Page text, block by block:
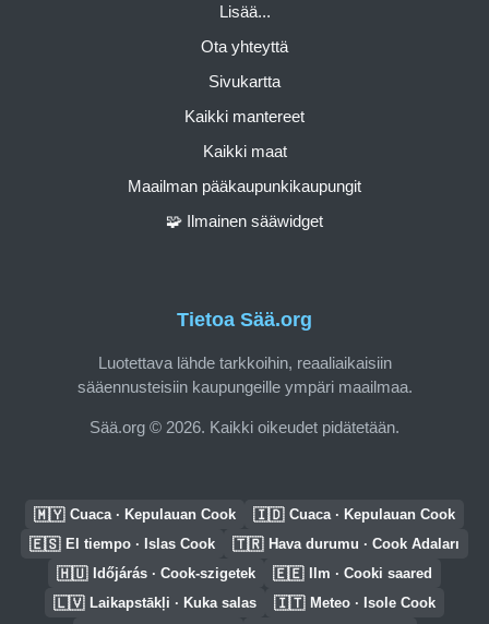
Tietoa Sää.org
Luotettava lähde tarkkoihin, reaaliaikaisiin
sääennusteisiin kaupungeille ympäri maailmaa.
Sää.org © 2026. Kaikki oikeudet pidätetään.
Lisää...
Ota yhteyttä
Sivukartta
Kaikki mantereet
Kaikki maat
Maailman pääkaupunkikaupungit
🧩 Ilmainen sääwidget
🇲🇾 Cuaca · Kepulauan Cook 🇮🇩 Cuaca · Kepulauan Cook
🇪🇸 El tiempo · Islas Cook 🇹🇷 Hava durumu · Cook Adaları
🇭🇺 Időjárás · Cook-szigetek 🇪🇪 Ilm · Cooki saared
🇱🇻 Laikapstākļi · Kuka salas 🇮🇹 Meteo · Isole Cook